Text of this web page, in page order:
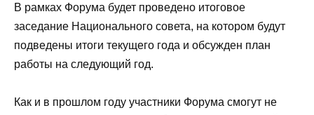
В рамках Форума будет проведено итоговое
заседание Национального совета, на котором будут
подведены итоги текущего года и обсужден план
работы на следующий год.
Как и в прошлом году участники Форума смогут не